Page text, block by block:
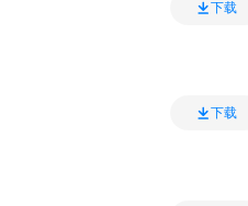
下载
下载